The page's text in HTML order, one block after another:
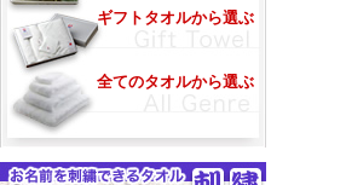
ギフトタオルから選ぶ
全てのタオルから選ぶ